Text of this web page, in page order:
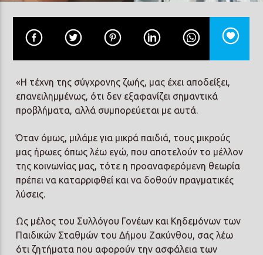
«Η τέχνη της σύγχρονης ζωής, μας έχει αποδείξει,
επανειλημμένως, ότι δεν εξαφανίζει σημαντικά
προβλήματα, αλλά συμπορεύεται με αυτά.
Όταν όμως, μιλάμε για μικρά παιδιά, τους μικρούς
μας ήρωες όπως λέω εγώ, που αποτελούν το μέλλον
της κοινωνίας μας, τότε η προαναφερόμενη θεωρία
πρέπει να καταρριφθεί και να δοθούν πραγματικές
λύσεις.
Ως μέλος του Συλλόγου Γονέων και Κηδεμόνων των
Παιδικών Σταθμών του Δήμου Ζακύνθου, σας λέω
ότι ζητήματα που αφορούν την ασφάλεια των